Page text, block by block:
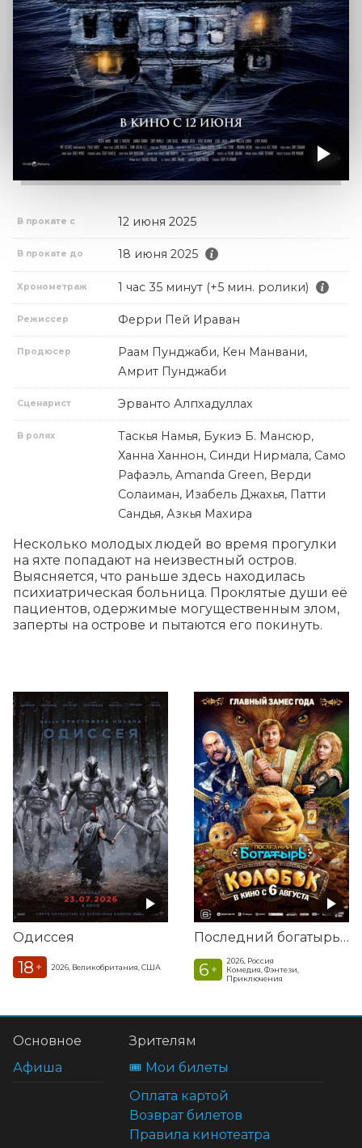
В прокате с 12 июня 2025
В прокате до 18 июня 2025
Хронометраж 1 час 35 минут (+5 мин. ролики)
Режиссер Ферри Пей Ираван
Продюсер
Раам Пунджаби, Кен Манвани,
Амрит Пунджаби
Сценарист Эрванто Алпхадуллах
В ролях
Таскья Намья, Букиэ Б. Мансюр,
Ханна Ханнон, Синди Нирмала, Само
Рафаэль, Amanda Green, Верди
Солаиман, Изабель Джахья, Патти
Сандья, Азкья Махира
Несколько молодых людей во время прогулки
на яхте попадают на неизвестный остров.
Выясняется, что раньше здесь находилась
психиатрическая больница. Проклятые души её
пациентов, одержимые могущественным злом,
заперты на острове и пытаются его покинуть.
Одиссея
18 + 2026, Великобритания, США
Последний богатырь. Колобок
6 +
2026, Россия
Комедия, Фэнтези,
Приключения
Основное
Афиша
Зрителям
🎟️ Мои билеты
Оплата картой
Возврат билетов
Правила кинотеатра